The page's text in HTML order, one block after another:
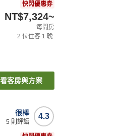
快閃優惠券
NT$7,324~
每間房
2 位住客 1 晚
客房與方案
4.3
很棒
5 則評語